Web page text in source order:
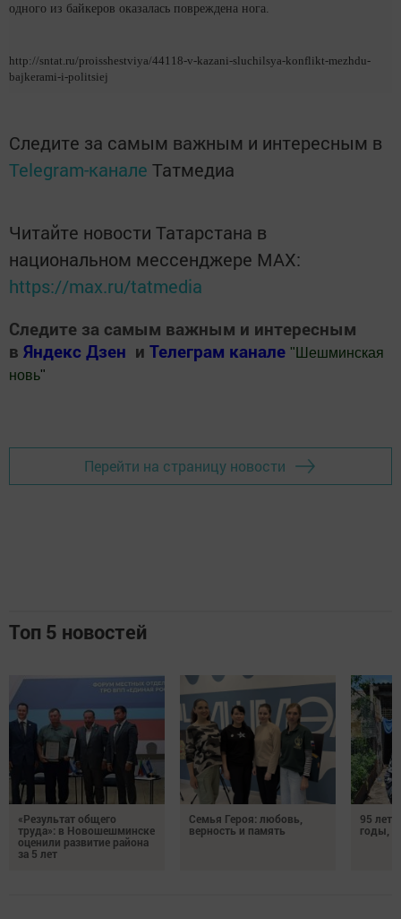
одного из байкеров оказалась повреждена нога.
http://sntat.ru/proisshestviya/44118-v-kazani-sluchilsya-konflikt-mezhdu-
bajkerami-i-politsiej
Следите за самым важным и интересным в
Telegram-канале Татмедиа
Читайте новости Татарстана в
национальном мессенджере MАХ:
https://max.ru/tatmedia
Следите за самым важным и интересным
в Яндекс Дзен и Телеграм канале " Шешминская
новь"
Перейти на страницу новости
Топ 5 новостей
«Результат общего
труда»: в Новошешминске
оценили развитие района
за 5 лет
Семья Героя: любовь,
верность и память
95 лет
годы,